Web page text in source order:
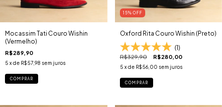
Mocassim Tati Couro Wishin
(Vermelho)
R$289,90
5 x de R$57,98 sem juros
COMPRAR
15% OFF
Oxford Rita Couro Wishin (Preto)
(1)
R$329,90 R$280,00
5 x de R$56,00 sem juros
COMPRAR